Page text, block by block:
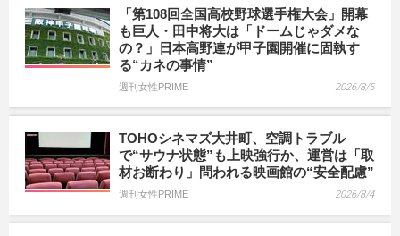
「第108回全国高校野球選手権大会」開幕
も巨人・田中将大は「ドームじゃダメな
の？」日本高野連が甲子園開催に固執す
る“カネの事情”
週刊女性PRIME 2026/8/5
TOHOシネマズ大井町、空調トラブル
で“サウナ状態”も上映強行か、運営は「取
材お断わり」問われる映画館の“安全配慮”
週刊女性PRIME 2026/8/4